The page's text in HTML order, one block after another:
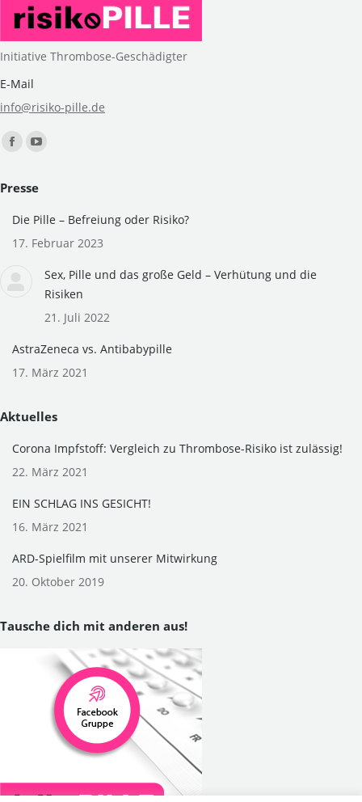
Initiative Thrombose-Geschädigter
E-Mail
info@risiko-pille.de
Finden Sie uns auf:
Facebook
opens
in
YouTube
opens
in
Presse
Die Pille – Befreiung oder Risiko?
17. Februar 2023
Sex, Pille und das große Geld – Verhütung und die
Risiken
21. Juli 2022
AstraZeneca vs. Antibabypille
17. März 2021
Aktuelles
Corona Impfstoff: Vergleich zu Thrombose-Risiko ist zulässig!
22. März 2021
EIN SCHLAG INS GESICHT!
16. März 2021
ARD-Spielfilm mit unserer Mitwirkung
20. Oktober 2019
Tausche dich mit anderen aus!